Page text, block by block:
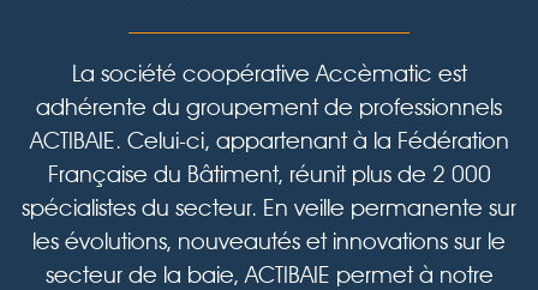
La société coopérative Accèmatic est
adhérente du groupement de professionnels
ACTIBAIE. Celui-ci, appartenant à la Fédération
Française du Bâtiment, réunit plus de 2 000
spécialistes du secteur. En veille permanente sur
les évolutions, nouveautés et innovations sur le
secteur de la baie, ACTIBAIE permet à notre